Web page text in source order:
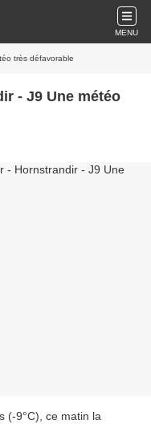
MENU
très défavorable
- J9 Une météo
(-9°C), ce matin la